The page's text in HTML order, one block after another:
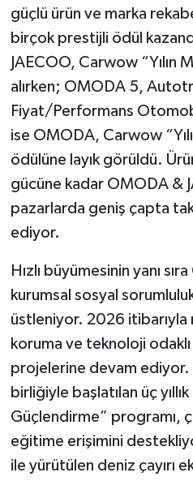
güçlü ürün ve marka
birçok prestijli ödül
JAECOO, Carwow “Yılın
alırken; OMODA 5,
Fiyat/Performans
ise OMODA, Carwow
ödülüne layık görüldü.
gücüne kadar OMODA &
pazarlarda geniş çapta
ediyor.
Hızlı büyümesinin yanı
kurumsal sosyal
üstleniyor. 2026
koruma ve teknoloji
projelerine devam ediyor.
birliğiyle başlatılan üç
Güçlendirme” programı,
eğitime erişimini
ile yürütülen deniz çayırı